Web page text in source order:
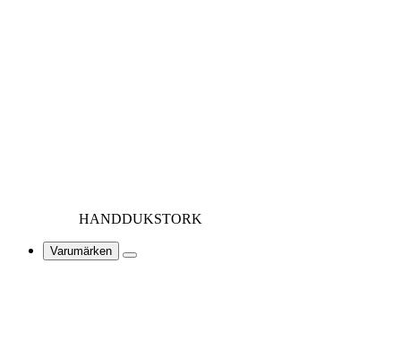
HANDDUKSTORK
Varumärken